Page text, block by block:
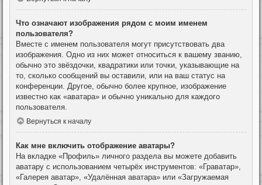
Что означают изображения рядом с моим именем
пользователя?
Вместе с именем пользователя могут присутствовать два
изображения. Одно из них может относиться к вашему званию,
обычно это звёздочки, квадратики или точки, указывающие на
то, сколько сообщений вы оставили, или на ваш статус на
конференции. Другое, обычно более крупное, изображение
известно как «аватара» и обычно уникально для каждого
пользователя.
Вернуться к началу
Как мне включить отображение аватары?
На вкладке «Профиль» личного раздела вы можете добавить
аватару с использованием четырёх инструментов: «Граватар»,
«Галерея аватар», «Удалённая аватара» или «Загружаемая